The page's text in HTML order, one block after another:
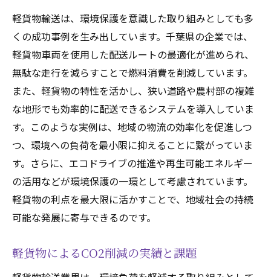
軽貨物輸送は、環境保護を意識した取り組みとしても多
くの成功事例を生み出しています。千葉県の企業では、
軽貨物車両を使用した配送ルートの最適化が進められ、
無駄な走行を減らすことで燃料消費を削減しています。
また、軽貨物の特性を活かし、狭い道路や農村部の複雑
な地形でも効率的に配送できるシステムを導入していま
す。このような実例は、地域の物流の効率化を促進しつ
つ、環境への負荷を最小限に抑えることに繋がっていま
す。さらに、エコドライブの推進や再生可能エネルギー
の活用などが環境保護の一環として考慮されています。
軽貨物の利点を最大限に活かすことで、地域社会の持続
可能な発展に寄与できるのです。
軽貨物によるCO2削減の実績と課題